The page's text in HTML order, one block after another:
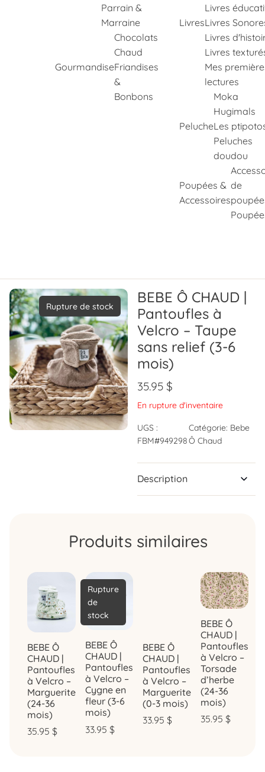
Parrain &
Marraine
Gourmandise
Chocolats
Chaud
Friandises
&
Bonbons
Livres
Livres
Livres
Livres
Livres
Mes
lectures
Peluche
Moka
Hugimals
Les
Peluches
doudou
Poupées &
Accessoires
de
Rupture de stock
BEBE Ô CHAUD |
Pantoufles à
Velcro – Taupe
sans relief (3-6
mois)
35.95$
En rupture d'inventaire
UGS :
FBM#949298
Catégorie: Bebe
Ô Chaud
Description
Produits similaires
BEBE Ô
CHAUD |
Pantoufles
à Velcro –
Marguerite
(24-36
mois)
35.95 $
Rupture
de
stock
BEBE Ô
CHAUD |
Pantoufles
à Velcro –
Cygne en
fleur (3-6
mois)
33.95 $
BEBE Ô
CHAUD |
Pantoufles
à Velcro –
Marguerite
(0-3 mois)
33.95 $
BEBE Ô
CHAUD |
Pantoufles
à Velcro –
Torsade
d’herbe
(24-36
mois)
35.95 $